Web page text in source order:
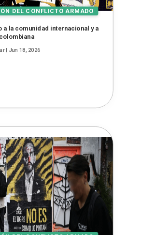
a la comunidad internacional y a
| Jun 18, 2026